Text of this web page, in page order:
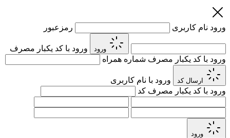
ورود نام کاربری رمزعبور
ورود
ورود با کد یکبار مصرف
ورود با کد یکبار مصرف شماره همراه
ارسال کد
ورود با نام کاربری
ورود با کد یکبار مصرف کد
ورود